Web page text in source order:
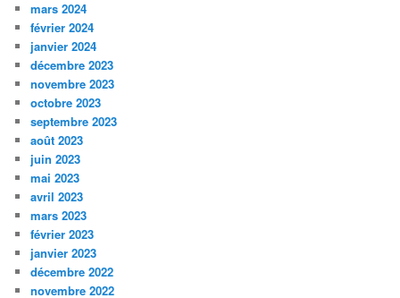
mars 2024
février 2024
janvier 2024
décembre 2023
novembre 2023
octobre 2023
septembre 2023
août 2023
juin 2023
mai 2023
avril 2023
mars 2023
février 2023
janvier 2023
décembre 2022
novembre 2022